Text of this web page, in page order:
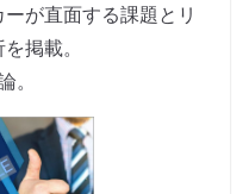
が直面する課題とリ
掲載。